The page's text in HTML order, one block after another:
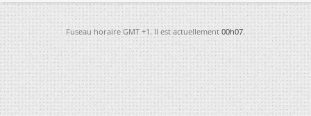
Fuseau horaire GMT +1. Il est actuellement00h07.